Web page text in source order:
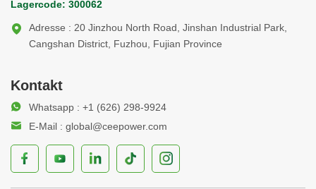
Lagercode: 300062
Adresse : 20 Jinzhou North Road, Jinshan Industrial Park,
Cangshan District, Fuzhou, Fujian Province
Kontakt
Whatsapp : +1 (626) 298-9924
E-Mail : global@ceepower.com